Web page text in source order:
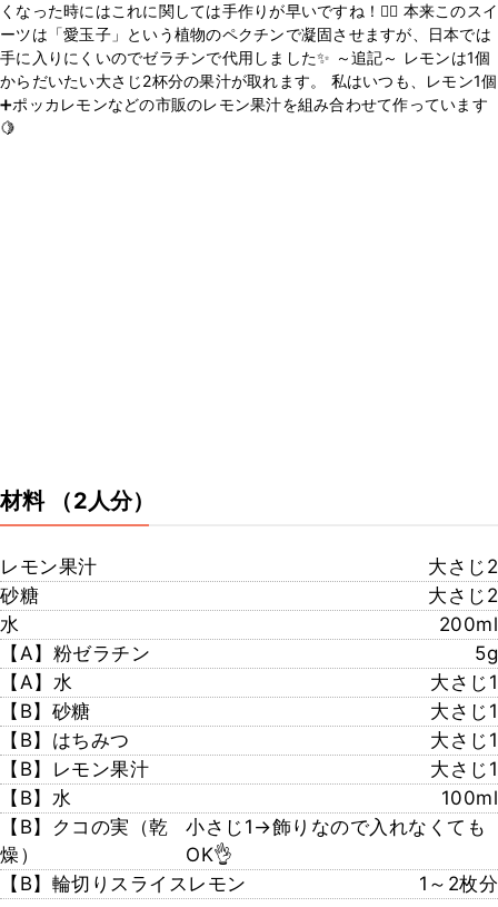
くなった時にはこれに関しては手作りが早いですね！👍🏻 本来このスイ
ーツは「愛玉子」という植物のペクチンで凝固させますが、日本では
手に入りにくいのでゼラチンで代用しました✨ ～追記～ レモンは1個
からだいたい大さじ2杯分の果汁が取れます。 私はいつも、レモン1個
➕ポッカレモンなどの市販のレモン果汁を組み合わせて作っています
🍋
材料 （2人分）
レモン果汁
大さじ2
砂糖
大さじ2
水
200ml
【A】粉ゼラチン
5g
【A】水
大さじ1
【B】砂糖
大さじ1
【B】はちみつ
大さじ1
【B】レモン果汁
大さじ1
【B】水
100ml
【B】クコの実（乾
燥）
小さじ1→飾りなので入れなくても
OK👌
【B】輪切りスライスレモン
1～2枚分